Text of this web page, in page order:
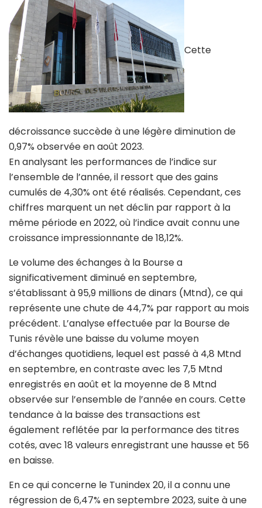
Cette
décroissance succède à une légère diminution de
0,97% observée en août 2023.
En analysant les performances de l’indice sur
l’ensemble de l’année, il ressort que des gains
cumulés de 4,30% ont été réalisés. Cependant, ces
chiffres marquent un net déclin par rapport à la
même période en 2022, où l’indice avait connu une
croissance impressionnante de 18,12%.
Le volume des échanges à la Bourse a
significativement diminué en septembre,
s’établissant à 95,9 millions de dinars (Mtnd), ce qui
représente une chute de 44,7% par rapport au mois
précédent. L’analyse effectuée par la Bourse de
Tunis révèle une baisse du volume moyen
d’échanges quotidiens, lequel est passé à 4,8 Mtnd
en septembre, en contraste avec les 7,5 Mtnd
enregistrés en août et la moyenne de 8 Mtnd
observée sur l’ensemble de l’année en cours. Cette
tendance à la baisse des transactions est
également reflétée par la performance des titres
cotés, avec 18 valeurs enregistrant une hausse et 56
en baisse.
En ce qui concerne le Tunindex 20, il a connu une
régression de 6,47% en septembre 2023, suite à une